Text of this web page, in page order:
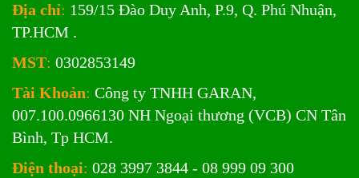
Địa chỉ: 159/15 Đào Duy Anh, P.9, Q. Phú Nhuận,
TP.HCM .
MST: 0302853149
Tài Khoản: Công ty TNHH GARAN,
007.100.0966130 NH Ngoại thương (VCB) CN Tân
Bình, Tp HCM.
Điện thoại: 028 3997 3844 - 08 999 09 300